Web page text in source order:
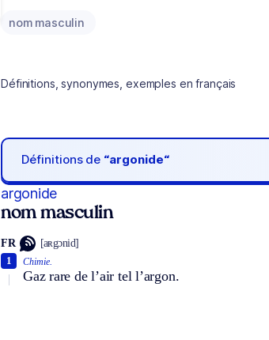
nom masculin
Définitions, synonymes, exemples en français
Définitions de “argonide“
argonide
nom masculin
FR [aʀgɔnid]
Chimie.
Gaz rare de l’air tel l’argon.
1